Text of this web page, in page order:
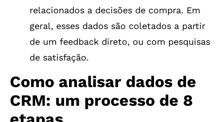
relacionados a decisões de compra. Em
geral, esses dados são coletados a partir
de um feedback direto, ou com pesquisas
de satisfação.
Como analisar dados de
CRM: um processo de 8